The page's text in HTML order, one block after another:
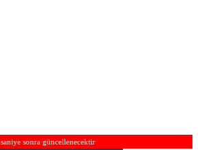
saniye sonra güncellenecektir